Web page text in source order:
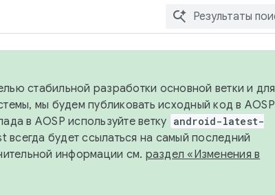
стабильной разработки основной ветки и для
мы будем публиковать исходный код в AOSP
в AOSP используйте ветку android-latest-
всегда будет ссылаться на самый последний
информации см. раздел «Изменения в